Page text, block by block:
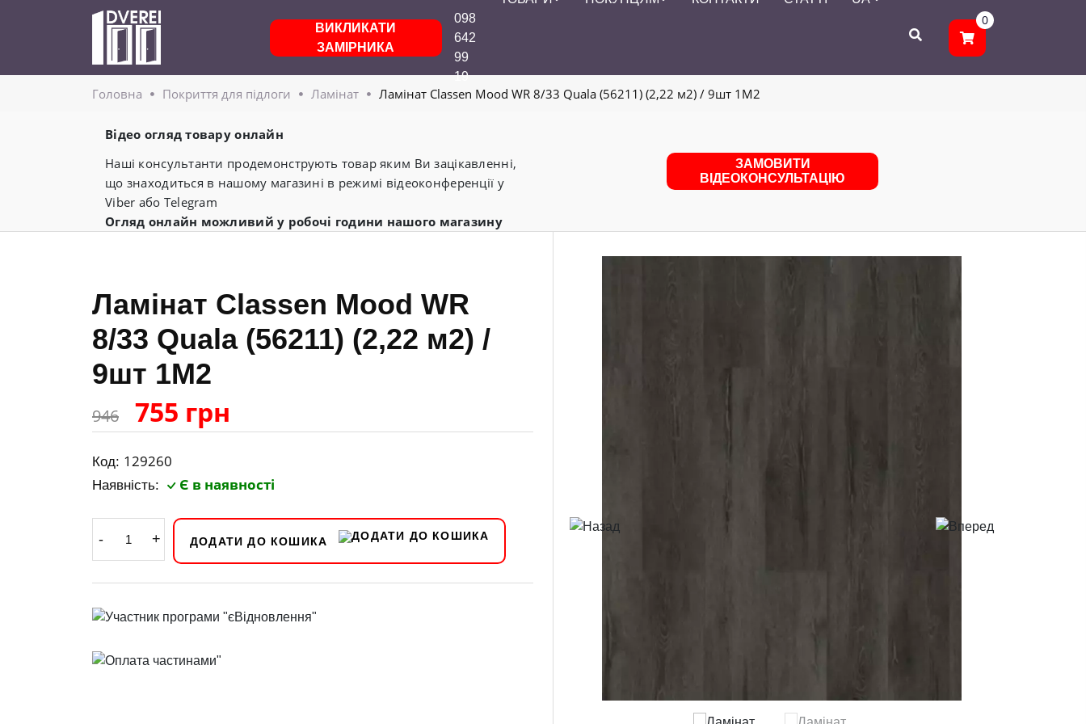
ВИКЛИКАТИ
ЗАМІРНИКА
098
642
99
19
0
Головнa Покриття для підлоги Ламінат Ламінат Classen Mood WR 8/33 Quala (56211) (2,22 м2) / 9шт 1M2
Відео огляд товару онлайн
Наші консультанти продемонструють товар яким Ви зацікавленні,
що знаходиться в нашому магазині в режимі відеоконференції у
Viber або Telegram
Огляд онлайн можливий у робочі години нашого магазину
ЗАМОВИТИ
ВІДЕОКОНСУЛЬТАЦІЮ
Ламінат Classen Mood WR
8/33 Quala (56211) (2,22 м2) /
9шт 1M2
946 755 грн
Код: 129260
Наявність: Є в наявності
- + ДОДАТИ ДО КОШИКА